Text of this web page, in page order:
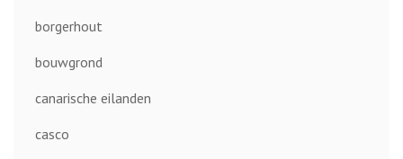
borgerhout
bouwgrond
canarische eilanden
casco